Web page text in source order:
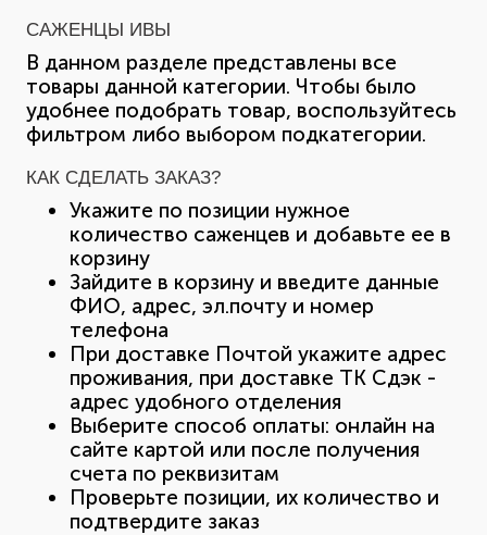
САЖЕНЦЫ ИВЫ
В данном разделе представлены все
товары данной категории. Чтобы было
удобнее подобрать товар, воспользуйтесь
фильтром либо выбором подкатегории.
КАК СДЕЛАТЬ ЗАКАЗ?
Укажите по позиции нужное
количество саженцев и добавьте ее в
корзину
Зайдите в корзину и введите данные
ФИО, адрес, эл.почту и номер
телефона
При доставке Почтой укажите адрес
проживания, при доставке ТК Сдэк -
адрес удобного отделения
Выберите способ оплаты: онлайн на
сайте картой или после получения
счета по реквизитам
Проверьте позиции, их количество и
подтвердите заказ